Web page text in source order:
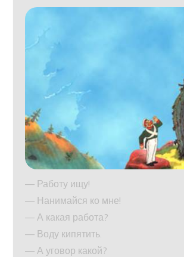
— Работу ищу!
— Нанимайся ко мне!
— А какая работа?
— Воду кипятить.
— А уговор какой?